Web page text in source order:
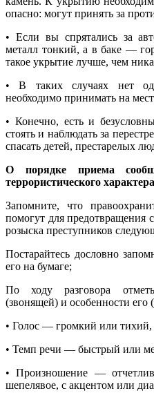
опасно: могут принять за
• Если вы спрятались за
металл тонкий, а в баке —
такое укрытие лучше, чем
• В таких случаях нет
необходимо принимать на
• Конечно, есть и
стоять и наблюдать за
спасать детей, престарелых
О порядке приема
террористического
Запомните, что
помогут для предотвращения
розыска преступников
Постарайтесь дословно
его на бумаге;
По ходу разговора
(звонящей) и особенности его
• Голос — громкий или
• Темп речи — быстрый или
• Произношение —
шепелявое, с акцентом или